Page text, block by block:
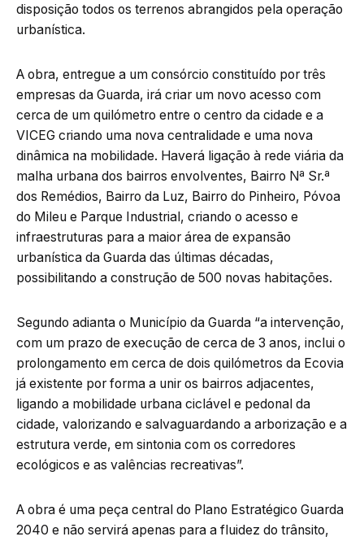
disposição todos os terrenos abrangidos pela operação
urbanística.
A obra, entregue a um consórcio constituído por três
empresas da Guarda, irá criar um novo acesso com
cerca de um quilómetro entre o centro da cidade e a
VICEG criando uma nova centralidade e uma nova
dinâmica na mobilidade. Haverá ligação à rede viária da
malha urbana dos bairros envolventes, Bairro Nª Sr.ª
dos Remédios, Bairro da Luz, Bairro do Pinheiro, Póvoa
do Mileu e Parque Industrial, criando o acesso e
infraestruturas para a maior área de expansão
urbanística da Guarda das últimas décadas,
possibilitando a construção de 500 novas habitações.
Segundo adianta o Município da Guarda “a intervenção,
com um prazo de execução de cerca de 3 anos, inclui o
prolongamento em cerca de dois quilómetros da Ecovia
já existente por forma a unir os bairros adjacentes,
ligando a mobilidade urbana ciclável e pedonal da
cidade, valorizando e salvaguardando a arborização e a
estrutura verde, em sintonia com os corredores
ecológicos e as valências recreativas”.
A obra é uma peça central do Plano Estratégico Guarda
2040 e não servirá apenas para a fluidez do trânsito,